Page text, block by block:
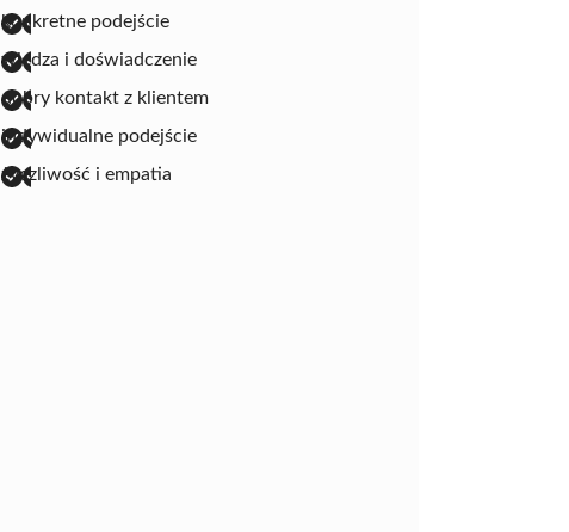
konkretne podejście
wiedza i doświadczenie
dobry kontakt z klientem
indywidualne podejście
życzliwość i empatia